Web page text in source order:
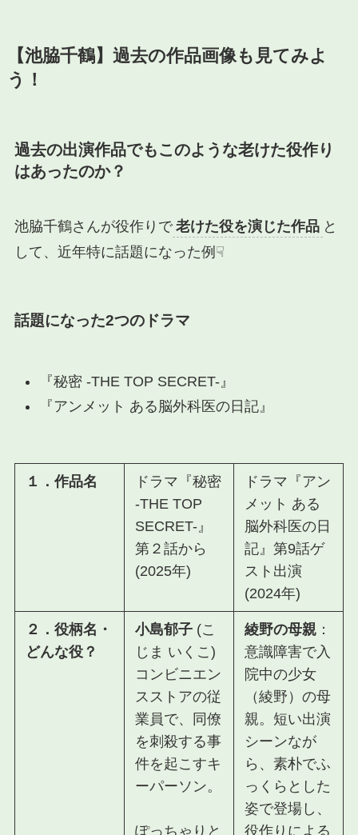
【池脇千鶴】過去の作品画像も見てみよ
う！
過去の出演作品でもこのような老けた役作り
はあったのか？
池脇千鶴さんが役作りで 老けた役を演じた作品 と
して、近年特に話題になった例☟
話題になった2つのドラマ
『秘密 -THE TOP SECRET-』
『アンメット ある脳外科医の日記』
１．作品名
ドラマ『秘密
-THE TOP
SECRET-』
第２話から
(2025年)
ドラマ『アン
メット ある
脳外科医の日
記』第9話ゲ
スト出演
(2024年)
２．役柄名・
どんな役？
小島郁子 (こ
じま いくこ)
コンビニエン
スストアの従
業員で、同僚
を刺殺する事
件を起こすキ
ーパーソン。
ぽっちゃりと
綾野の母親 ：
意識障害で入
院中の少女
（綾野）の母
親。短い出演
シーンなが
ら、素朴でふ
っくらとした
姿で登場し、
役作りによる